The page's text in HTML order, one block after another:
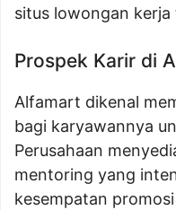
situs lowongan
Prospek Karir di
Alfamart dikenal
bagi karyawannya
Perusahaan
mentoring yang
kesempatan